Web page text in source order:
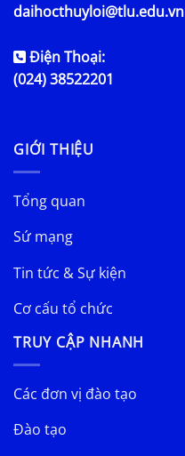
daihocthuyloi@tlu.edu.vn
Điện Thoại:
(024) 38522201
GIỚI THIỆU
Tổng quan
Sứ mạng
Tin tức & Sự kiện
Cơ cấu tổ chức
TRUY CẬP NHANH
Các đơn vị đào tạo
Đào tạo